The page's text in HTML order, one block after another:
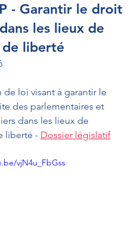
- Garantir le droit
les lieux de
liberté
de loi visant à garantir le
des parlementaires et
dans les lieux de
liberté - Dossier législatif
vjN4u_FbGss